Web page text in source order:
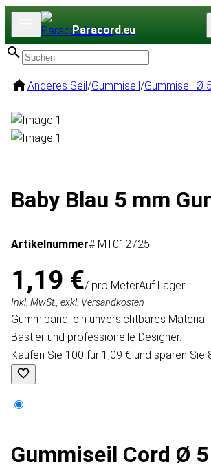
Paracord.eu
Anderes Seil/Gummiseil/Gummiseil Ø
Baby Blau 5 mm
Artikelnummer# MT012725
1,19 €/ pro MeterAuf Lager
Inkl. MwSt., exkl. Versandkosten
Gummiband: ein unversichtbares Material
Bastler und professionelle Designer.
Kaufen Sie 100 für 1,09 € und sparen Sie
Gummiseil Cord Ø